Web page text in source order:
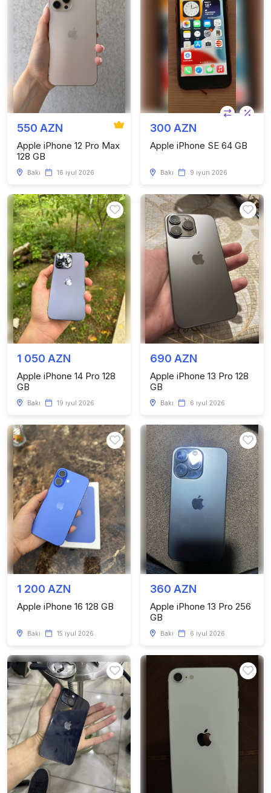
550 AZN
Apple iPhone 12 Pro Max
128 GB
Bakı 16 iyul 2026
300 AZN
Apple iPhone SE 64 GB
Bakı 9 iyun 2026
1 050 AZN
Apple iPhone 14 Pro 128
GB
Bakı 19 iyul 2026
690 AZN
Apple iPhone 13 Pro 128
GB
Bakı 6 iyul 2026
1 200 AZN
Apple iPhone 16 128 GB
Bakı 15 iyul 2026
360 AZN
Apple iPhone 13 Pro 256
GB
Bakı 6 iyul 2026